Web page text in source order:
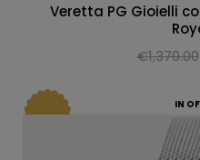
Veretta PG Gioielli
€1,370.00
IN